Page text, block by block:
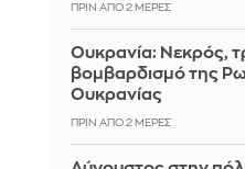
ΠΡΙΝ ΑΠΌ 2 ΜΈΡΕΣ
Ουκρανία: Νεκρός,
βομβαρδισμό της
Ουκρανίας
ΠΡΙΝ ΑΠΌ 2 ΜΈΡΕΣ